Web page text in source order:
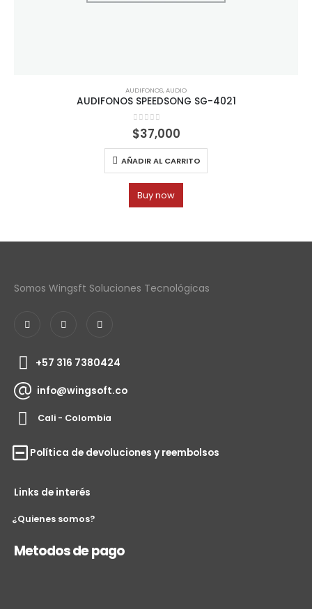
AUDIFONOS,AUDIO
AUDIFONOS SPEEDSONG SG-4021
0out of 5
$37,000
AÑADIR AL CARRITO
Buy now
Somos Wingsft Soluciones Tecnológicas
+57 316 7380424
info@wingsoft.co
Cali - Colombia
Política de devoluciones y reembolsos
Links de interés
¿Quienes somos?
Metodos de pago